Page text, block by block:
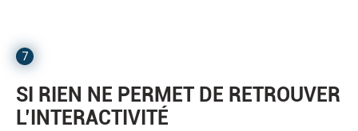
7
SI RIEN NE PERMET DE RETROUVER
L’INTERACTIVITÉ